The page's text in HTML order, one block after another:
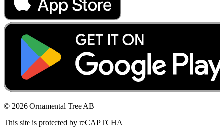
© 2026 Ornamental Tree AB
This site is protected by reCAPTCHA